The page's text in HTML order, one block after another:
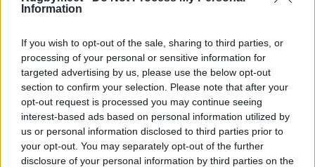
Information
If you wish to opt-out of the sale, sharing to third parties, or
processing of your personal or sensitive information for
targeted advertising by us, please use the below opt-out
section to confirm your selection. Please note that after your
opt-out request is processed you may continue seeing
interest-based ads based on personal information utilized by
us or personal information disclosed to third parties prior to
your opt-out. You may separately opt-out of the further
disclosure of your personal information by third parties on the